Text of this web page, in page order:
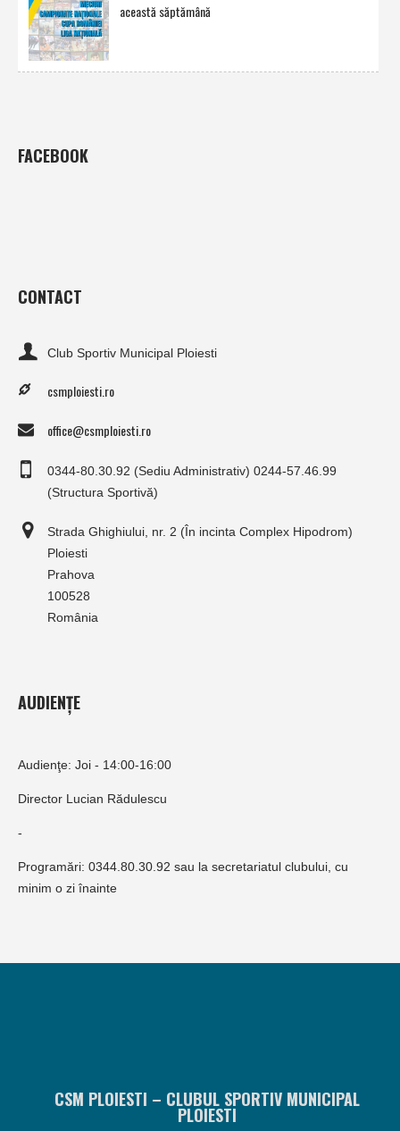
această săptămână
FACEBOOK
CONTACT
Club Sportiv Municipal Ploiesti
csmploiesti.ro
office@csmploiesti.ro
0344-80.30.92 (Sediu Administrativ) 0244-57.46.99
(Structura Sportivă)
Strada Ghighiului, nr. 2 (În incinta Complex Hipodrom)
Ploiesti
Prahova
100528
România
AUDIENȚE
Audienţe: Joi - 14:00-16:00
Director Lucian Rădulescu
-
Programări: 0344.80.30.92 sau la secretariatul clubului, cu
minim o zi înainte
CSM PLOIESTI – CLUBUL SPORTIV MUNICIPAL
PLOIESTI